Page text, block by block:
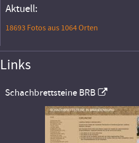
Aktuell:
18693 Fotos aus 1064 Orten
Links
Schachbrettsteine BRB